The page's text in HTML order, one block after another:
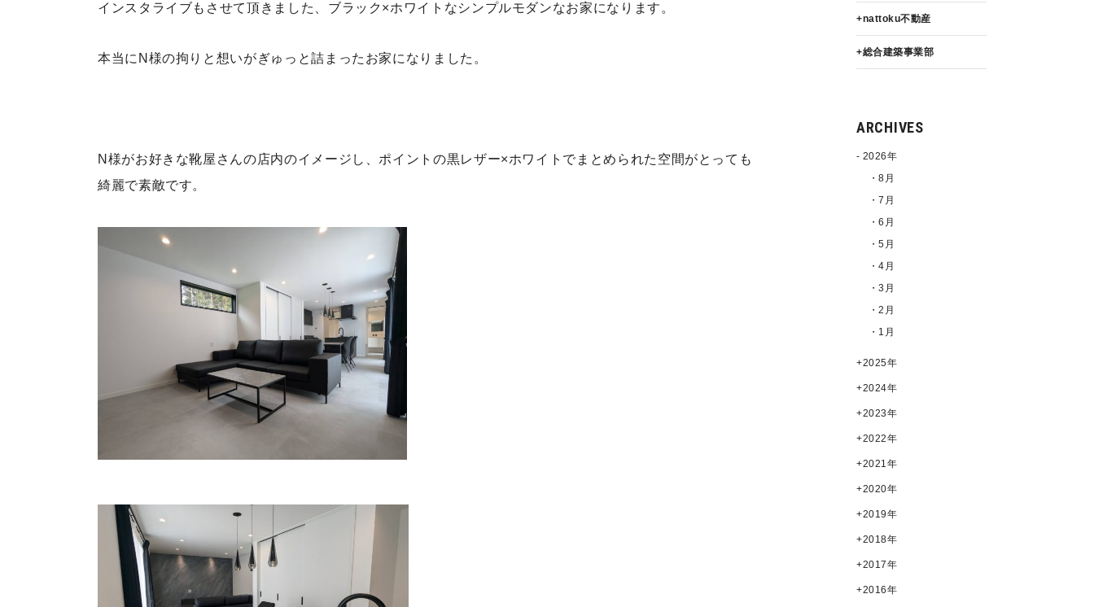
インスタライブもさせて頂きました、ブラック×ホワイトなシンプルモダンなお家になります。
本当にN様の拘りと想いがぎゅっと詰まったお家になりました。
N様がお好きな靴屋さんの店内のイメージし、ポイントの黒レザー×ホワイトでまとめられた空間がとっても
綺麗で素敵です。
nattoku不動産
総合建築事業部
ARCHIVES
2026年
・8月
・7月
・6月
・5月
・4月
・3月
・2月
・1月
2025年
2024年
2023年
2022年
2021年
2020年
2019年
2018年
2017年
2016年